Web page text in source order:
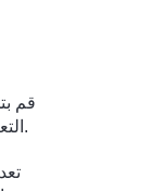
التعريف وإضافة ملف تعريف ثلاثي الأبعاد.